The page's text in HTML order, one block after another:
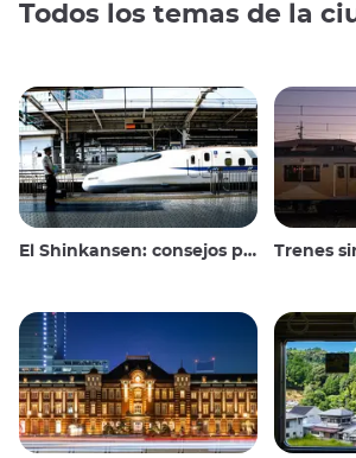
Todos los temas de la
El Shinkansen: consejos para viajar en el tren bala japonés Trenes